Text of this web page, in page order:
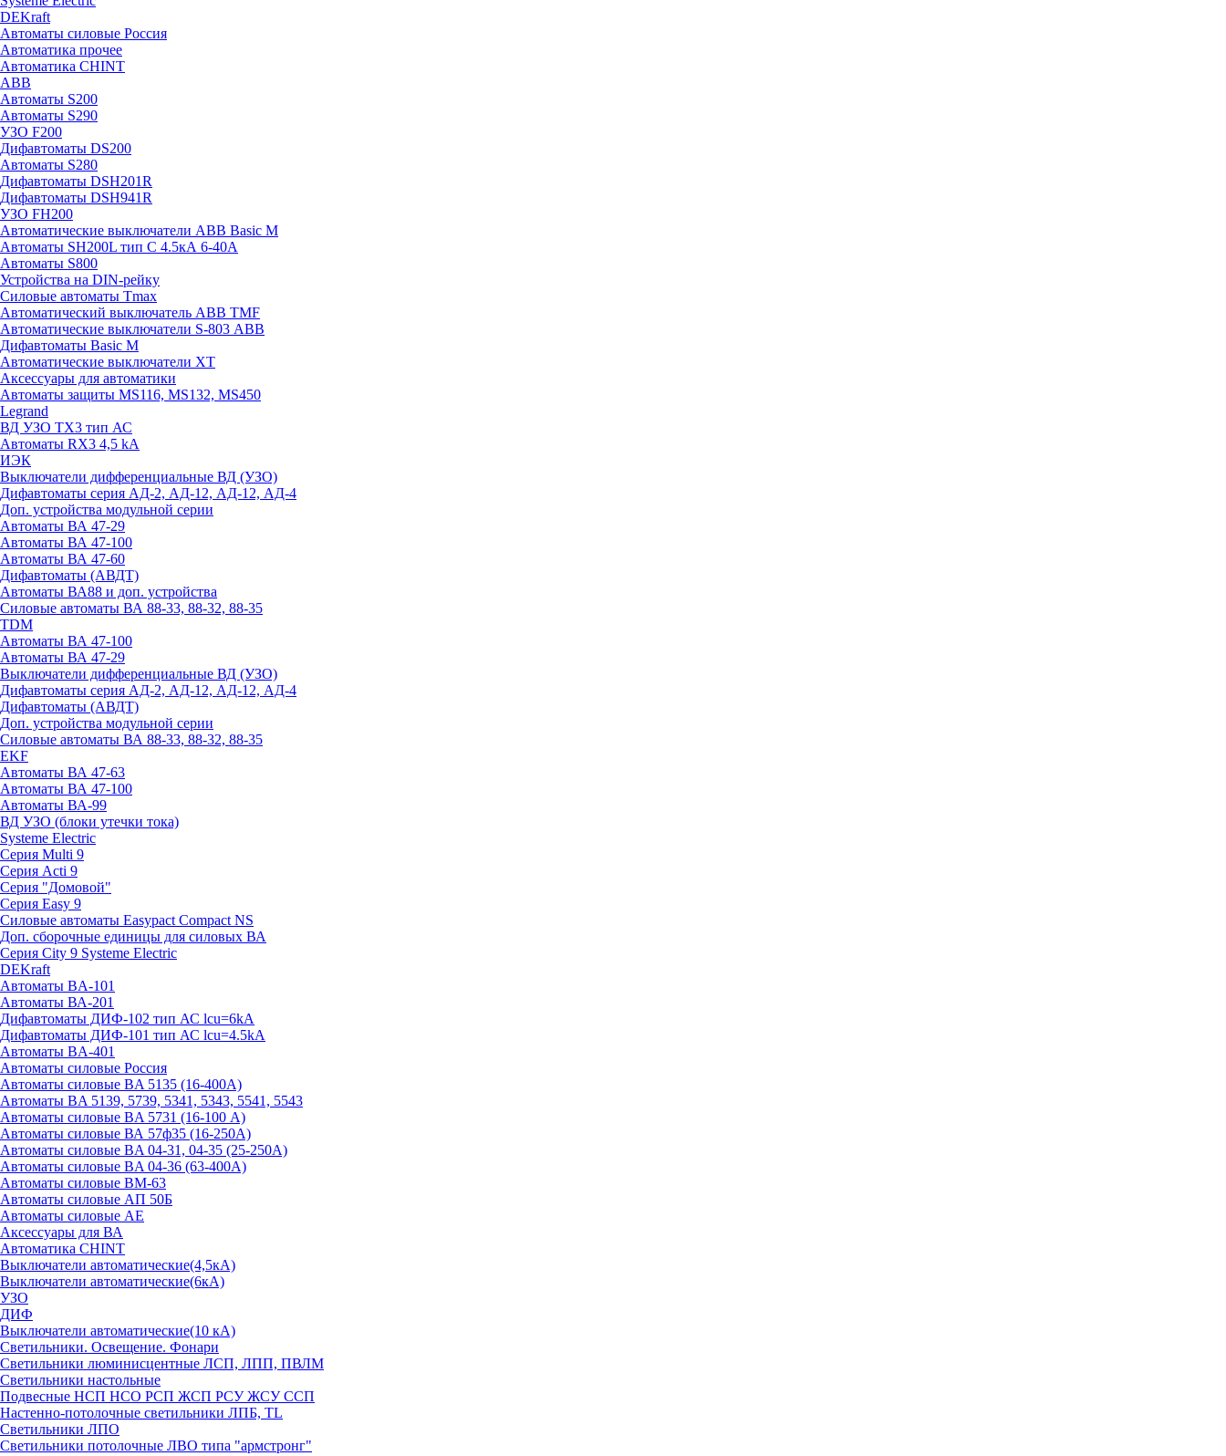
DEKraft
Автоматы силовые Россия
Автоматика прочее
Автоматика CHINT
ABB
Автоматы S200
Автоматы S290
УЗО F200
Дифавтоматы DS200
Автоматы S280
Дифавтоматы DSH201R
Дифавтоматы DSH941R
УЗО FH200
Автоматические выключатели ABB Basic M
Автоматы SH200L тип С 4.5кА 6-40А
Автоматы S800
Устройства на DIN-рейку
Силовые автоматы Tmax
Автоматический выключатель ABB TMF
Автоматические выключатели S-803 АВВ
Дифавтоматы Basic M
Автоматические выключатели XT
Аксессуары для автоматики
Автоматы защиты MS116, MS132, MS450
Legrand
ВД УЗО TX3 тип АС
Автоматы RX3 4,5 kA
ИЭК
Выключатели дифференциальные ВД (УЗО)
Дифавтоматы серия АД-2, АД-12, АД-12, АД-4
Доп. устройства модульной серии
Автоматы ВА 47-29
Автоматы ВА 47-100
Автоматы ВА 47-60
Дифавтоматы (АВДТ)
Автоматы ВА88 и доп. устройства
Силовые автоматы ВА 88-33, 88-32, 88-35
TDM
Автоматы ВА 47-100
Автоматы ВА 47-29
Выключатели дифференциальные ВД (УЗО)
Дифавтоматы серия АД-2, АД-12, АД-12, АД-4
Дифавтоматы (АВДТ)
Доп. устройства модульной серии
Силовые автоматы ВА 88-33, 88-32, 88-35
EKF
Автоматы ВА 47-63
Автоматы ВА 47-100
Автоматы ВА-99
ВД УЗО (блоки утечки тока)
Systeme Electric
Серия Multi 9
Серия Acti 9
Серия "Домовой"
Серия Easy 9
Силовые автоматы Easypact Compact NS
Доп. сборочные единицы для силовых ВА
Серия City 9 Systeme Electric
DEKraft
Автоматы BA-101
Автоматы ВА-201
Дифавтоматы ДИФ-102 тип АС lcu=6kA
Дифавтоматы ДИФ-101 тип АС lcu=4.5kA
Автоматы BA-401
Автоматы силовые Россия
Автоматы силовые BA 5135 (16-400А)
Автоматы BA 5139, 5739, 5341, 5343, 5541, 5543
Автоматы силовые BA 5731 (16-100 А)
Автоматы силовые ВА 57ф35 (16-250А)
Автоматы силовые BA 04-31, 04-35 (25-250А)
Автоматы силовые BA 04-36 (63-400А)
Автоматы силовые ВМ-63
Автоматы силовые АП 50Б
Автоматы силовые АЕ
Аксессуары для ВА
Автоматика CHINT
Выключатели автоматические(4,5кА)
Выключатели автоматические(6кА)
УЗО
ДИФ
Выключатели автоматические(10 кА)
Светильники. Освещение. Фонари
Светильники люминисцентные ЛСП, ЛПП, ПВЛМ
Светильники настольные
Подвесные НСП НСО РСП ЖСП РСУ ЖСУ ССП
Настенно-потолочные светильники ЛПБ, TL
Светильники ЛПО
Светильники потолочные ЛВО типа "армстронг"